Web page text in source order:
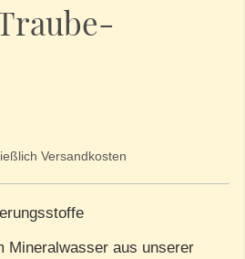
Versandkosten
Mineralwasser aus unserer